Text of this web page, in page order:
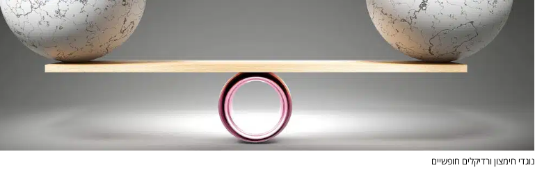
נוגדי חימצון ורדיקלים חופשיים